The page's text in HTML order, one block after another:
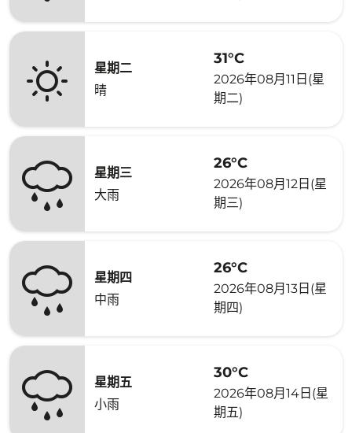
星期二
晴
31°C
2026年08月11日(星
期二)
星期三
大雨
26°C
2026年08月12日(星
期三)
星期四
中雨
26°C
2026年08月13日(星
期四)
星期五
小雨
30°C
2026年08月14日(星
期五)